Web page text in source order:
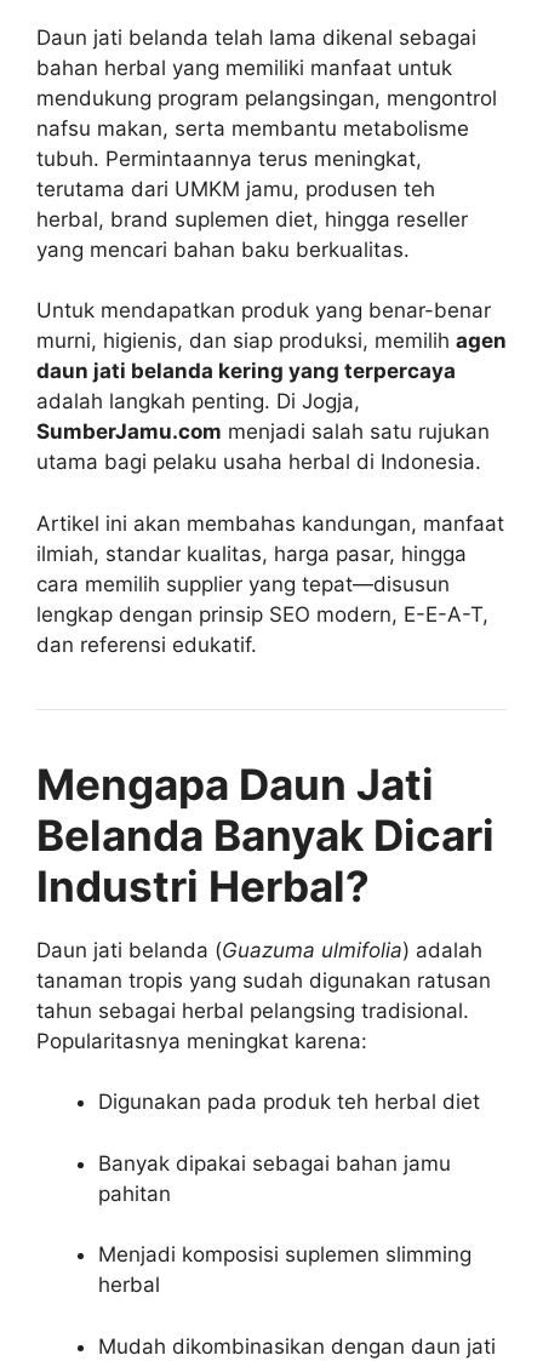
Daun jati belanda telah lama dikenal sebagai
bahan herbal yang memiliki manfaat untuk
mendukung program pelangsingan, mengontrol
nafsu makan, serta membantu metabolisme
tubuh. Permintaannya terus meningkat,
terutama dari UMKM jamu, produsen teh
herbal, brand suplemen diet, hingga reseller
yang mencari bahan baku berkualitas.
Untuk mendapatkan produk yang benar-benar
murni, higienis, dan siap produksi, memilih agen
daun jati belanda kering yang terpercaya
adalah langkah penting. Di Jogja,
SumberJamu.com menjadi salah satu rujukan
utama bagi pelaku usaha herbal di Indonesia.
Artikel ini akan membahas kandungan, manfaat
ilmiah, standar kualitas, harga pasar, hingga
cara memilih supplier yang tepat—disusun
lengkap dengan prinsip SEO modern, E-E-A-T,
dan referensi edukatif.
Mengapa Daun Jati
Belanda Banyak Dicari
Industri Herbal?
Daun jati belanda (Guazuma ulmifolia) adalah
tanaman tropis yang sudah digunakan ratusan
tahun sebagai herbal pelangsing tradisional.
Popularitasnya meningkat karena:
Digunakan pada produk teh herbal diet
Banyak dipakai sebagai bahan jamu
pahitan
Menjadi komposisi suplemen slimming
herbal
Mudah dikombinasikan dengan daun jati